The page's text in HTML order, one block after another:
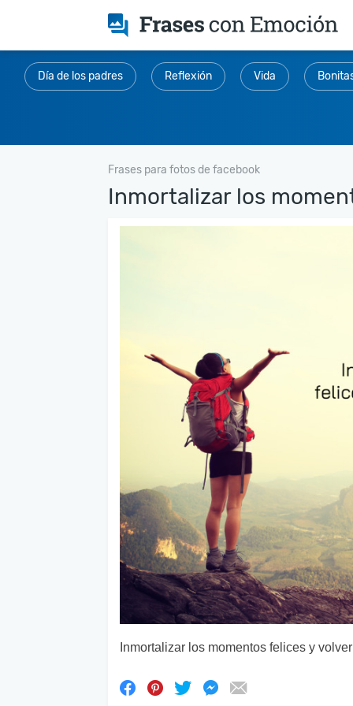
Día de los padres Reflexión Vida
Frases para fotos de facebook
Inmortalizar los
Inmortalizar los momentos felices y